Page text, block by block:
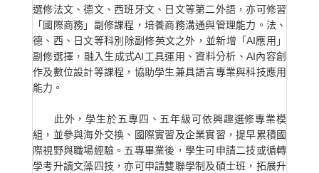
選修法文、德文、西班牙文、日文等第二外語，亦可修習
「國際商務」副修課程，培養商務溝通與管理能力。法、
德、西、日文等科別除副修英文之外，並新增「AI應用」
副修選擇，融入生成式AI工具運用、資料分析、AI內容創
作及數位設計等課程，協助學生兼具語言專業與科技應用
能力。
此外，學生於五專四、五年級可依興趣選修專業模
組，並參與海外交換、國際實習及企業實習，提早累積國
際視野與職場經驗。五專畢業後，學生可申請二技或循轉
學考升讀文藻四技，亦可申請雙聯學制及碩士班，拓展升